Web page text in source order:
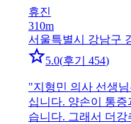
휴진
310m
서울특별시 강남구
5.0(후기 454)
"지형민 의사 선생
십니다. 양손이 통
습니다. 그래서 더